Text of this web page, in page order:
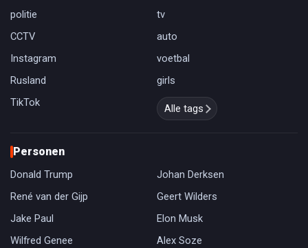
politie
tv
CCTV
auto
Instagram
voetbal
Rusland
girls
TikTok
Alle tags
Personen
Donald Trump
Johan Derksen
René van der Gijp
Geert Wilders
Jake Paul
Elon Musk
Wilfred Genee
Alex Soze